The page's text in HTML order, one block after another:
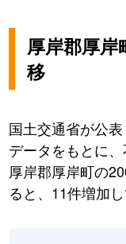
厚岸郡厚岸
移
国土交通省が公
データをもとに
厚岸郡厚岸町の
ると、11件増加し